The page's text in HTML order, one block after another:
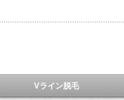
Vライン脱毛